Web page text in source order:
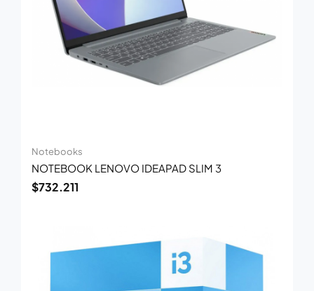
Notebooks
NOTEBOOK LENOVO IDEAPAD SLIM 3
$732.211